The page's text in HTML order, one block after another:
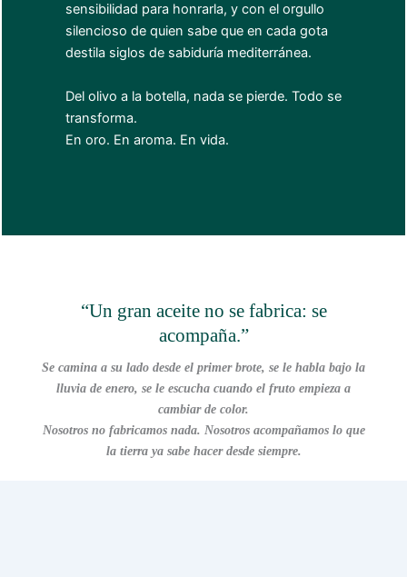
sensibilidad para honrarla, y con el orgullo
silencioso de quien sabe que en cada gota
destila siglos de sabiduría mediterránea.
Del olivo a la botella, nada se pierde. Todo se
transforma.
En oro. En aroma. En vida.
“Un gran aceite no se fabrica: se
acompaña.”
Se camina a su lado desde el primer brote, se le habla bajo la
lluvia de enero, se le escucha cuando el fruto empieza a
cambiar de color.
Nosotros no fabricamos nada. Nosotros acompañamos lo que
la tierra ya sabe hacer desde siempre.